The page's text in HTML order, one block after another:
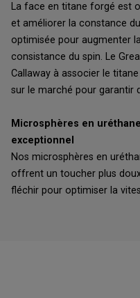
La face en titane forgé est
et améliorer la constance
optimisée pour augmenter
consistance du spin. Le
Callaway à associer le
sur le marché pour garantir
Microsphères en
exceptionnel
Nos microsphères en
offrent un toucher plus
fléchir pour optimiser la